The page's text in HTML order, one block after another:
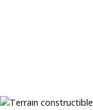
Mes favoris